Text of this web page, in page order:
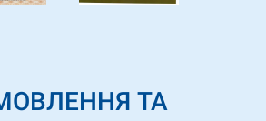
ТА